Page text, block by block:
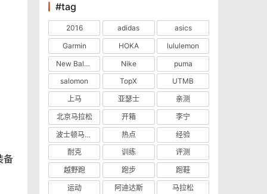
备
#tag
2016 adidas
asics
Garmin
HOKA
lululemon
New Balance
Nike
puma
salomon
TopX
UTMB
上马
亚瑟士
亲测
北京马拉松
开箱
李宁
波士顿马拉松
热点
经验
耐克
训练
评测
越野跑
跑步
跑鞋
运动
阿迪达斯 马拉松